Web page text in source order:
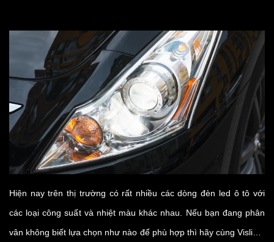
Hiện nay trên thị trường có rất nhiều các dòng đèn led ô tô với
các loại công suất và nhiệt màu khác nhau. Nếu bạn đang phân
vân không biết lựa chọn như nào để phù hợp thì hãy cùng Vislight